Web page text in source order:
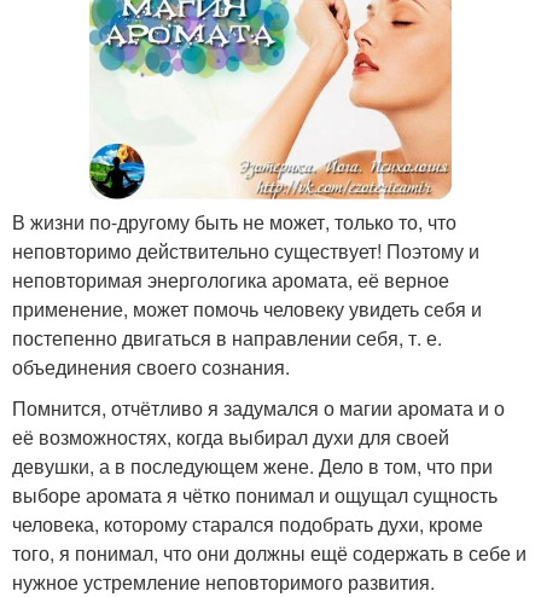
В жизни по-другому быть не может, только то, что
неповторимо действительно существует! Поэтому и
неповторимая энергологика аромата, её верное
применение, может помочь человеку увидеть себя и
постепенно двигаться в направлении себя, т. е.
объединения своего сознания.
Помнится, отчётливо я задумался о магии аромата и о
её возможностях, когда выбирал духи для своей
девушки, а в последующем жене. Дело в том, что при
выборе аромата я чётко понимал и ощущал сущность
человека, которому старался подобрать духи, кроме
того, я понимал, что они должны ещё содержать в себе и
нужное устремление неповторимого развития.